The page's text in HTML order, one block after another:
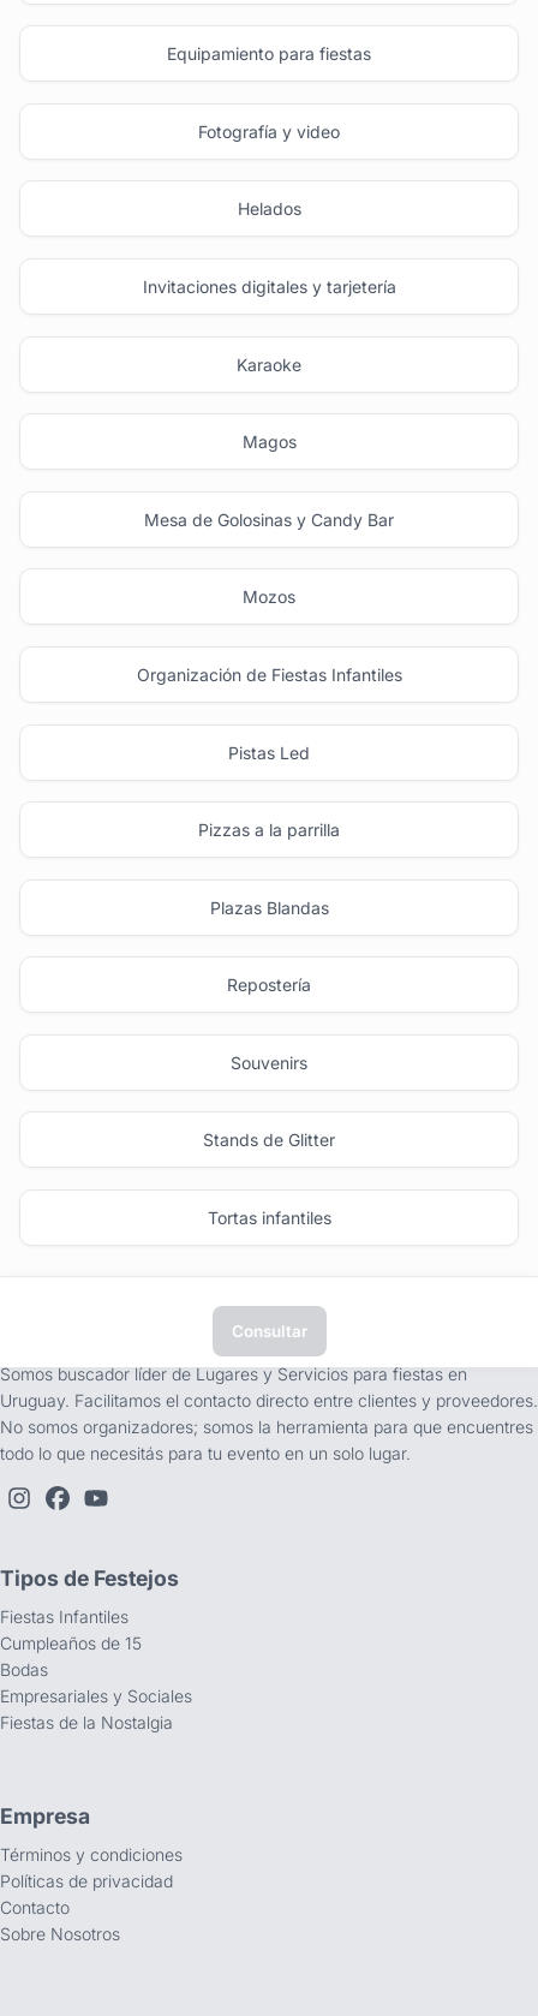
Equipamiento para fiestas
Fotografía y video
Helados
Invitaciones digitales y tarjetería
Karaoke
Magos
Mesa de Golosinas y Candy Bar
Mozos
Organización de Fiestas Infantiles
Pistas Led
Pizzas a la parrilla
Plazas Blandas
Repostería
Souvenirs
Stands de Glitter
Tortas infantiles
Consultar
Somos buscador líder de Lugares y Servicios para fiestas en
Uruguay. Facilitamos el contacto directo entre clientes y proveedores.
No somos organizadores; somos la herramienta para que encuentres
todo lo que necesitás para tu evento en un solo lugar.
Tipos de Festejos
Fiestas Infantiles
Cumpleaños de 15
Bodas
Empresariales y Sociales
Fiestas de la Nostalgia
Empresa
Términos y condiciones
Políticas de privacidad
Contacto
Sobre Nosotros